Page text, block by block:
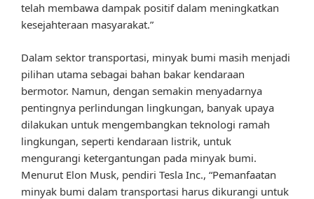
telah membawa dampak positif dalam meningkatkan
kesejahteraan masyarakat.”
Dalam sektor transportasi, minyak bumi masih menjadi
pilihan utama sebagai bahan bakar kendaraan
bermotor. Namun, dengan semakin menyadarnya
pentingnya perlindungan lingkungan, banyak upaya
dilakukan untuk mengembangkan teknologi ramah
lingkungan, seperti kendaraan listrik, untuk
mengurangi ketergantungan pada minyak bumi.
Menurut Elon Musk, pendiri Tesla Inc., “Pemanfaatan
minyak bumi dalam transportasi harus dikurangi untuk